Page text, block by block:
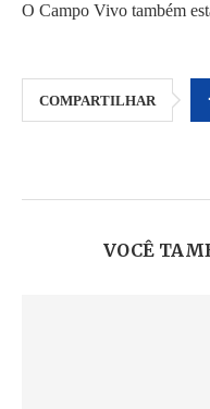
O Campo Vivo também
COMPARTILHAR
VOCÊ